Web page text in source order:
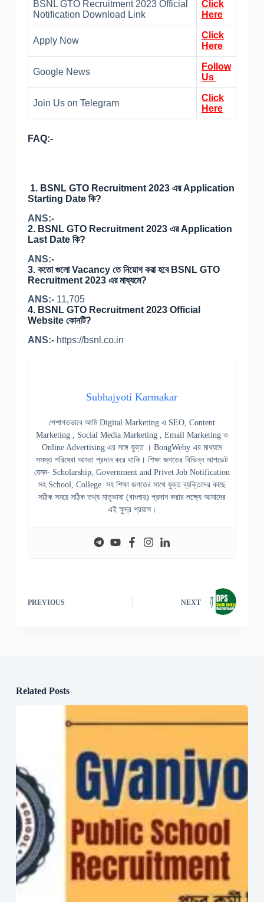
BSNL GTO Recruitment 2023 Official
Notification Download Link
Click
Here
Apply Now
Click
Here
Google News
Follow
Us
Join Us on Telegram
Click
Here
FAQ:-
1. BSNL GTO Recruitment 2023 এর Application
Starting Date কি?
ANS:-
2. BSNL GTO Recruitment 2023 এর Application
Last Date কি?
ANS:-
3. কতো গুলো Vacancy তে নিয়োগ করা হবে BSNL GTO
Recruitment 2023 এর মাধ্যমে?
ANS:- 11,705
4. BSNL GTO Recruitment 2023 Official
Website কোনটি?
ANS:- https://bsnl.co.in
Subhajyoti Karmakar
পেশাগতভাবে আমি Digital Marketing এ SEO, Content
Marketing , Social Media Marketing , Email Marketing ও
Online Advertising এর সঙ্গে যুক্ত । BongWeby এর মাধ্যমে
সমস্ত পরিষেবা আমরা প্রদান করে থাকি। শিক্ষা জগতের বিভিন্ন আপডেট
যেমন- Scholarship, Government and Privet Job Notification
সহ School, College সহ শিক্ষা জগতের সাথে যুক্ত ব্যক্তিদের কাছে
সঠিক সময়ে সঠিক তথ্য মাতৃভাষা (বাংলায়) প্রদান করার লক্ষ্যে আমাদের
এই ক্ষুদ্র প্রয়াস।
PREVIOUS NEXT
Related Posts